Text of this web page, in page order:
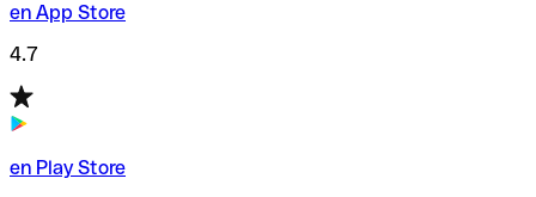
en App Store
4.7
en Play Store